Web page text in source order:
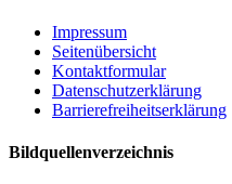
Impressum
Seitenübersicht
Kontaktformular
Datenschutzerklärung
Barrierefreiheitserklärung
Bildquellenverzeichnis